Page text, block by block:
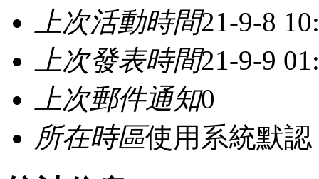
上次活動時間21-9-8
上次發表時間21-9-9
上次郵件通知0
所在時區使用系統默認